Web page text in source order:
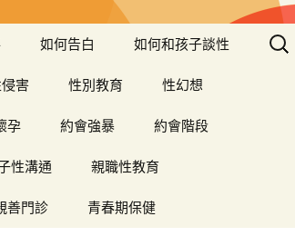
如何告白 如何和孩子談性
害 性別教育 性幻想
孕 約會強暴 約會階段
性溝通 親職性教育
善門診 青春期保健
搜
尋